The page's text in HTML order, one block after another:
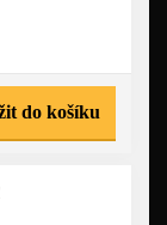
do košíku